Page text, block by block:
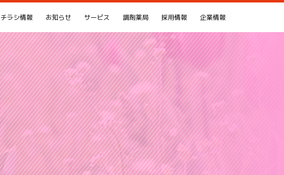
チラシ情報 お知らせ サービス 調剤薬局 採用情報 企業情報